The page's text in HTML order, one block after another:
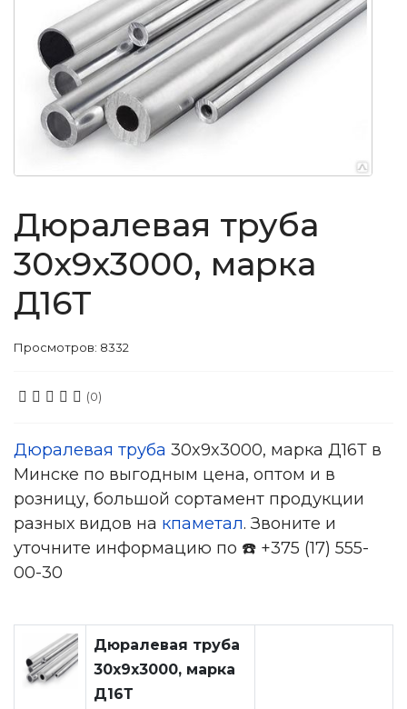
Дюралевая труба
30x9x3000, марка
Д16Т
Просмотров: 8332
(0)
Дюралевая труба 30x9x3000, марка Д16Т в
Минске по выгодным цена, оптом и в
розницу, большой сортамент продукции
разных видов на кпаметал. Звоните и
уточните информацию по ☎️ +375 (17) 555-
00-30
Дюралевая труба
30x9x3000, марка
Д16Т